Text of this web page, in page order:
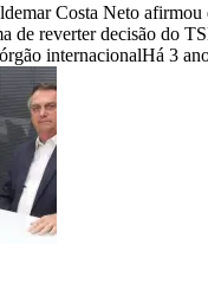
Costa Neto afirmou
de reverter decisão do
internacionalHá 3